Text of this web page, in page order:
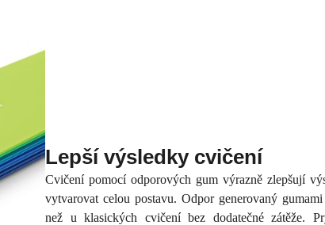
Lepší výsledky cvičení
Cvičení pomocí odporových gum výrazně zlepšují
vytvarovat celou postavu. Odpor generovaný
než u klasických cvičení bez dodatečné zátěže.